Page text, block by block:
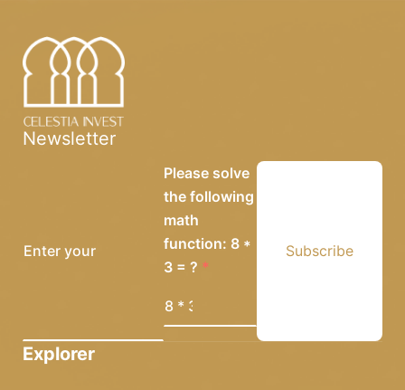
Newsletter
Please solve
the following
math
function: 8 *
3 = ?
Subscribe
Explorer